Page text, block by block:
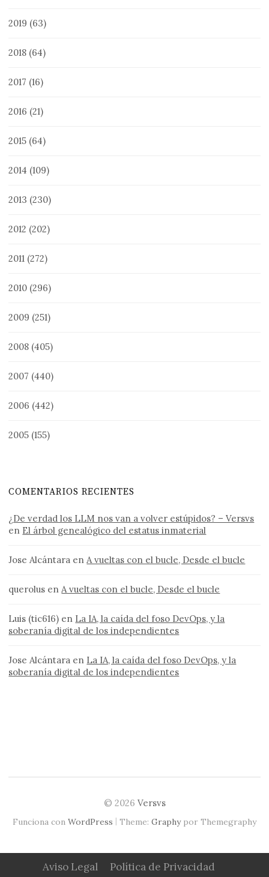
2019 (63)
2018 (64)
2017 (16)
2016 (21)
2015 (64)
2014 (109)
2013 (230)
2012 (202)
2011 (272)
2010 (296)
2009 (251)
2008 (405)
2007 (440)
2006 (442)
2005 (155)
COMENTARIOS RECIENTES
¿De verdad los LLM nos van a volver estúpidos? – Versvs
en El árbol genealógico del estatus inmaterial
Jose Alcántara en A vueltas con el bucle, Desde el bucle
querolus en A vueltas con el bucle, Desde el bucle
Luis (tic616) en La IA, la caída del foso DevOps, y la
soberanía digital de los independientes
Jose Alcántara en La IA, la caída del foso DevOps, y la
soberanía digital de los independientes
© 2026 Versvs
Funciona con WordPress | Theme: Graphypor Themegraphy
Aviso Legal
Política de Privacidad